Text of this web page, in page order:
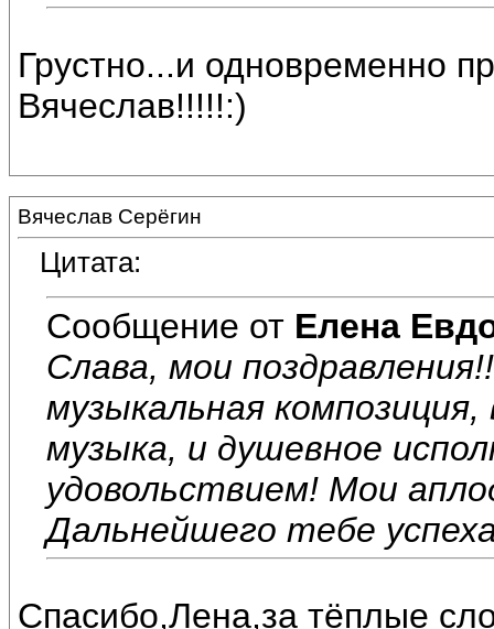
Грустно...и одновременно
Вячеслав!!!!!:)
Вячеслав Серёгин
Цитата:
Сообщение от Елена
Слава, мои
музыкальная
музыка, и душевное
удовольствием! Мои
Дальнейшего тебе
Спасибо,Лена,за тёплые